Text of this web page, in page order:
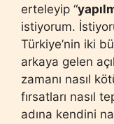
erteleyip “
istiyorum.
Türkiye’nin iki
arkaya gelen
zamanı nasıl
fırsatları nasıl
adına kendini